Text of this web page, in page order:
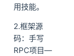
用技能。
2.框架源
码：手写
RPC项目—